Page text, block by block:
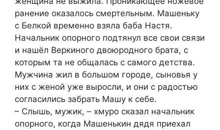
ранение оказалось смертельным. Машеньку
с Белкой временно взяла баба Настя.
Начальник опорного подтянул все свои связи
и нашёл Веркиного двоюродного брата, с
которым та не общалась с самого детства.
Мужчина жил в большом городе, сыновья у
них с женой уже выросли, и они с радостью
согласились забрать Машу к себе.
– Слышь, мужик, – хмуро сказал начальник
опорного, когда Машенькин дядя приехал